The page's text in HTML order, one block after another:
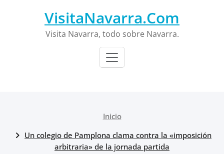
VisitaNavarra.Com
Visita Navarra, todo sobre Navarra.
Inicio
Un colegio de Pamplona clama contra la «imposición
arbitraria» de la jornada partida